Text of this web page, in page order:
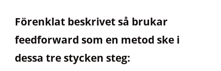
Förenklat beskrivet så brukar
feedforward som en metod ske i
dessa tre stycken steg: